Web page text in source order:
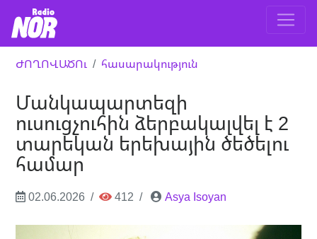
ԺՈՂՈՎԱԾՈւ հասարակություն
Մանկապարտեզի
ուսուցչուհին ձերբակալվել է 2
տարեկան երեխային ծեծելու
համար
02.06.2026 412 Asya Isoyan